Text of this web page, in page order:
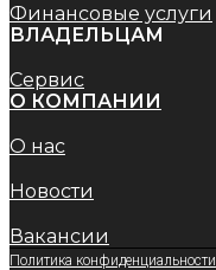
Финансовые услуги
ВЛАДЕЛЬЦАМ
Сервис
O КОМПАНИИ
О нас
Новости
Вакансии
Политика конфиденциальности